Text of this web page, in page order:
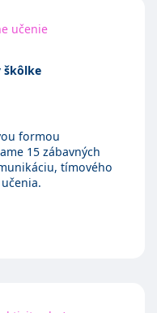
škôlke
formou
15 zábavných
tímového